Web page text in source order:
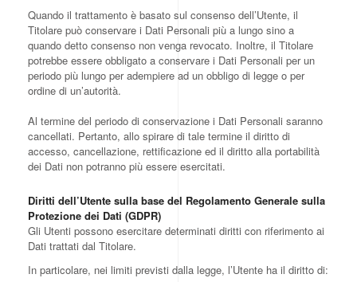
Quando il trattamento è basato sul consenso dell’Utente, il
Titolare può conservare i Dati Personali più a lungo sino a
quando detto consenso non venga revocato. Inoltre, il Titolare
potrebbe essere obbligato a conservare i Dati Personali per un
periodo più lungo per adempiere ad un obbligo di legge o per
ordine di un’autorità.
Al termine del periodo di conservazione i Dati Personali saranno
cancellati. Pertanto, allo spirare di tale termine il diritto di
accesso, cancellazione, rettificazione ed il diritto alla portabilità
dei Dati non potranno più essere esercitati.
Diritti dell’Utente sulla base del Regolamento Generale sulla
Protezione dei Dati (GDPR)
Gli Utenti possono esercitare determinati diritti con riferimento ai
Dati trattati dal Titolare.
In particolare, nei limiti previsti dalla legge, l’Utente ha il diritto di: